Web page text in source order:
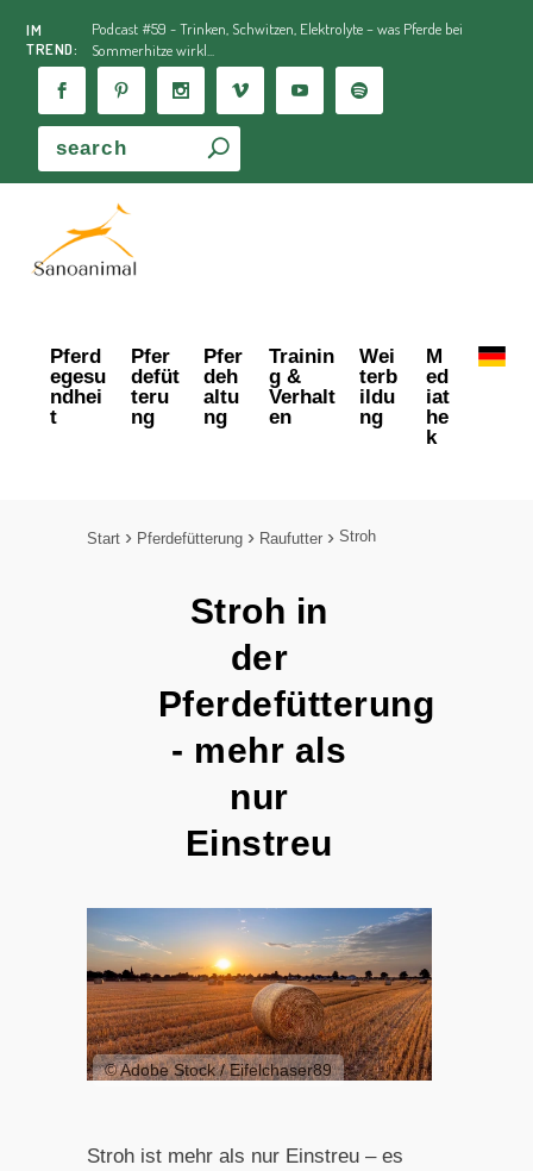
IM
TREND:
Podcast #59 - Trinken, Schwitzen, Elektrolyte – was Pferde bei
Sommerhitze wirkl...
Pferd
egesu
ndhei
t
Pfer
defüt
teru
ng
Pfer
deh
altu
ng
Trainin
g &
Verhalt
en
Wei
terb
ildu
ng
M
ed
iat
he
k
Start Pferdefütterung Raufutter Stroh
Stroh in
der
Pferdefütterung
- mehr als
nur
Einstreu
© Adobe Stock / Eifelchaser89
Stroh ist mehr als nur Einstreu – es